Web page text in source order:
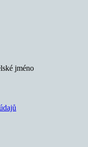
jméno